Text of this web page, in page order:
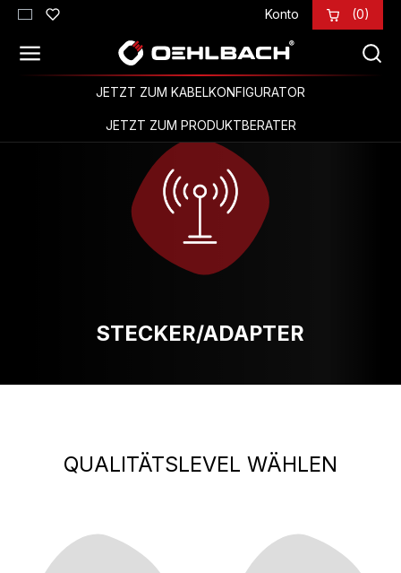
Zum Hauptinhalt springen Konto (0)
JETZT ZUM KABELKONFIGURATOR
JETZT ZUM PRODUKTBERATER
STECKER/ADAPTER
QUALITÄTSLEVEL WÄHLEN